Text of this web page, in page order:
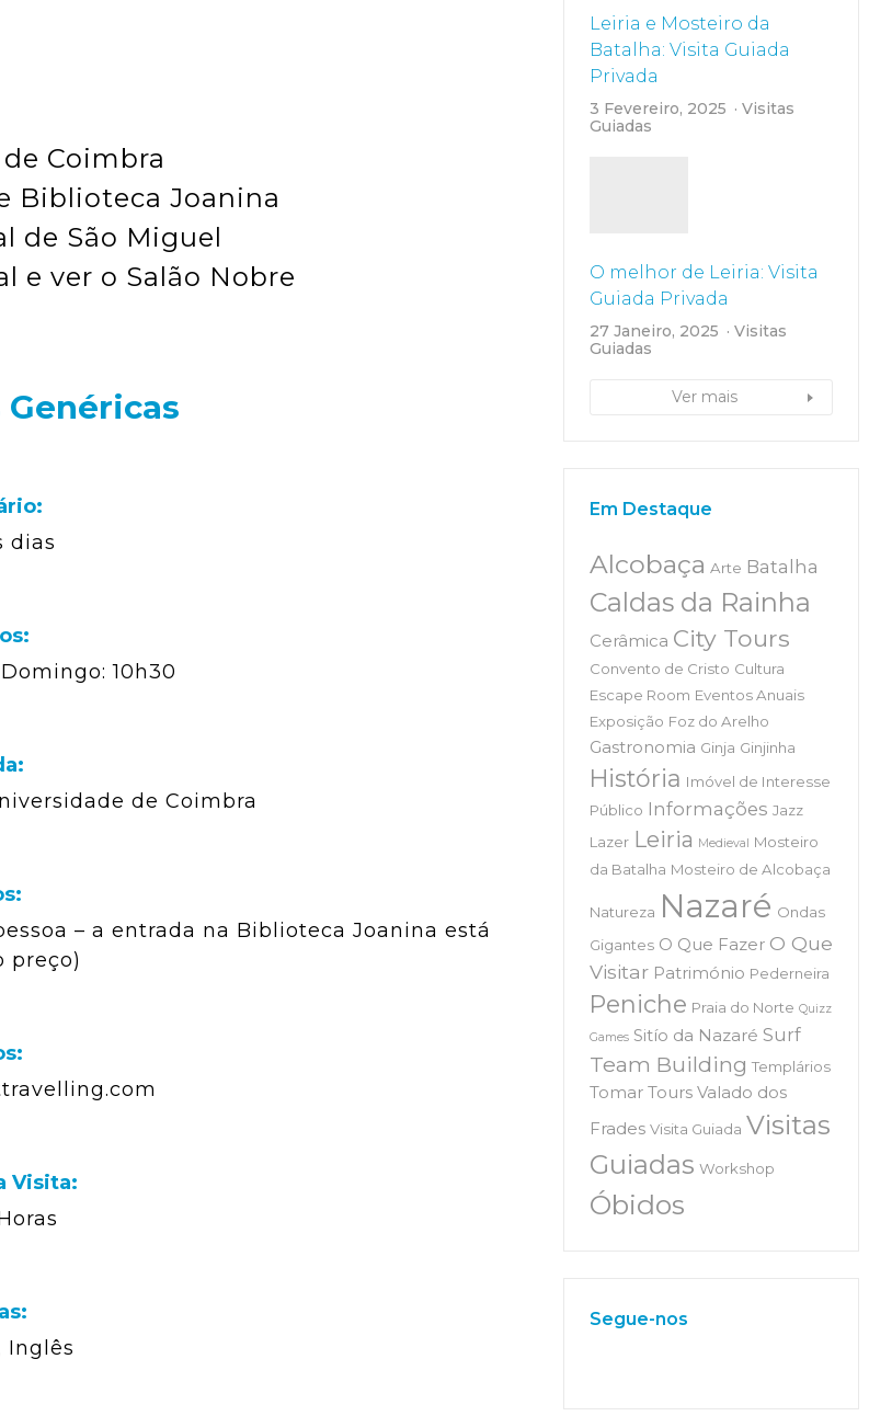
Coimbra
Biblioteca Joanina
de São Miguel
e ver o Salão Nobre
dias
10h30
de Coimbra
– a entrada na Biblioteca Joanina está
preço)
Visita:
Inglês
Leiria e Mosteiro da
Batalha: Visita Guiada
Privada
3 Fevereiro, 2025
Visitas
Guiadas
O melhor de Leiria: Visita
Guiada Privada
27 Janeiro, 2025
Visitas
Guiadas
Ver mais
Em Destaque
Alcobaça Arte Batalha
Caldas da Rainha
Cerâmica City Tours
Convento de Cristo Cultura
Escape Room Eventos Anuais
Exposição Foz do Arelho
Gastronomia Ginja Ginjinha
História Imóvel de Interesse
Público Informações Jazz
Lazer Leiria Medieval Mosteiro
da Batalha Mosteiro de Alcobaça
Natureza Nazaré Ondas
Gigantes O Que Fazer O Que
Visitar Património Pederneira
Peniche Praia do Norte Quizz
Games Sitío da Nazaré Surf
Team Building Templários
Tomar Tours Valado dos
Frades Visita Guiada Visitas
Guiadas Workshop
Óbidos
Segue-nos